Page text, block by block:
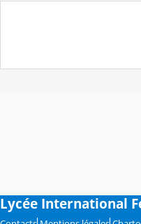
Lycée International